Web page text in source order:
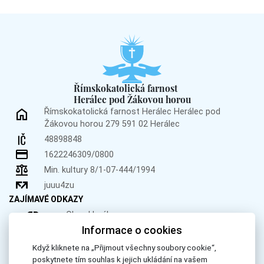
Římskokatolická farnost
Herálec pod Žákovou horou
Římskokatolická farnost Herálec Herálec pod
Žákovou horou 279 591 02 Herálec
48898848
1622246309/0800
Min. kultury 8/1-07-444/1994
juuu4zu
ZAJÍMAVÉ ODKAZY
Obec Herálec
Obec Křižánky
Donátor.cz
Informace o cookies
Když kliknete na „Přijmout všechny soubory cookie“,
poskytnete tím souhlas k jejich ukládání na vašem